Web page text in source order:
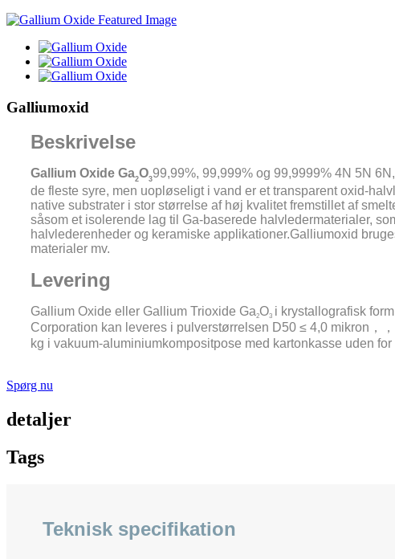
Galliumoxid
Beskrivelse
Gallium Oxide Ga2O399,99%, 99,999% og 99,9999% 4N 5N
de fleste syre, men uopløseligt i vand er et transparent oxid-
native substrater i stor størrelse af høj kvalitet fremstillet af
såsom et isolerende lag til Ga-baserede halvledermaterialer,
halvlederenheder og keramiske applikationer.Galliumoxid
materialer mv.
Levering
Gallium Oxide eller Gallium Trioxide Ga2O3 i krystallografisk
Corporation kan leveres i pulverstørrelsen D50 ≤ 4,0 mikron，
kg i vakuum-aluminiumkompositpose med kartonkasse uden
Spørg nu
detaljer
Tags
Teknisk specifikation